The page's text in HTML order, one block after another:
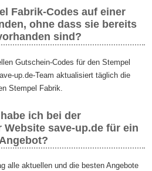
Fabrik-Codes auf einer
ohne dass sie bereits
sind?
Gutschein-Codes für den Stempel
up.de-Team aktualisiert täglich die
Stempel Fabrik.
ich bei der
Website save-up.de für ein
alle aktuellen und die besten Angebote